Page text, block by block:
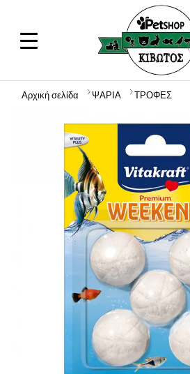
Αρχική σελίδα ΨΑΡΙΑ ΤΡΟΦΕΣ